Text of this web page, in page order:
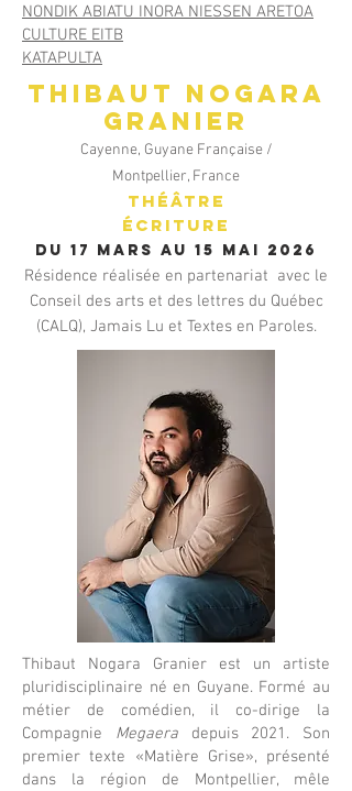
NONDIK ABIATU INORA NIESSEN ARETOA
CULTURE EITB
KATAPULTA
Thibaut NOGARA
GRANIER
Cayenne, Guyane Française /
Montpellier, France
Théâtre
ÉCRITURE
Du 17 mars au 15 mai 2026
Résidence réalisée en partenariat avec le
Conseil des arts et des lettres du Québec
(CALQ), Jamais Lu et Textes en Paroles.
Thibaut Nogara Granier est un artiste
pluridisciplinaire né en Guyane. Formé au
métier de comédien, il co-dirige la
Compagnie Megaeradepuis 2021. Son
premier texte «Matière Grise», présenté
dans la région de Montpellier, mêle